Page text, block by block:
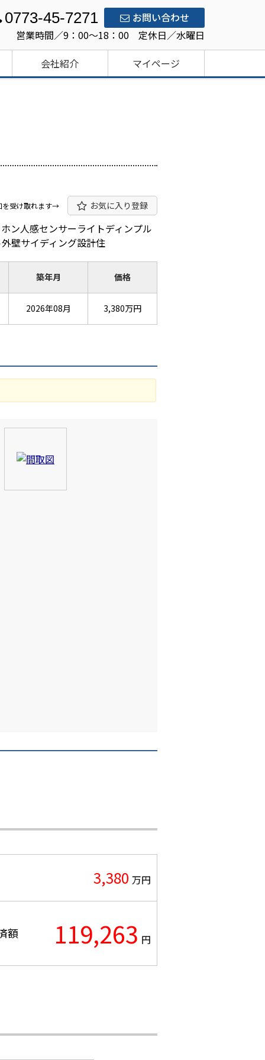
0773-45-7271
お問い合わせ
営業時間／9：00～18：00 定休日／水曜日
会社紹介
マイページ
を受け取れます→ お気に入り登録
ン人感センサーライトディンプル
壁サイディング設計住
築年月 価格
2026年08月 3,380万円
3,380 万円
額 119,263 円